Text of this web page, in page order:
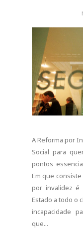
A Reforma por
Social para
pontos
Em que
por invalidez é
Estado a todo o
incapacidade
que...